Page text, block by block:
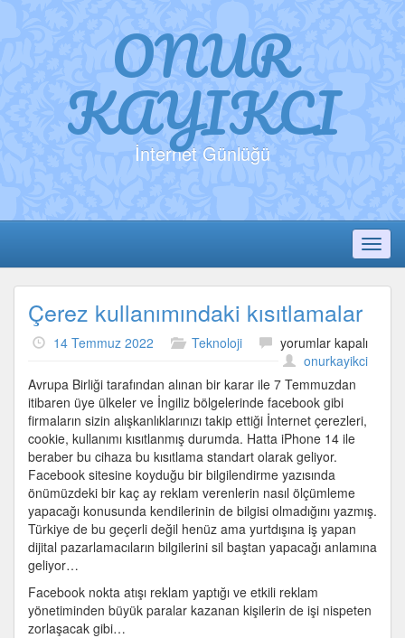
ONUR
KAYIKCI
İnternet Günlüğü
Çerez kullanımındaki kısıtlamalar
14 Temmuz 2022 Teknoloji
Çerez
kullanımındaki
kısıtlamalar
için
yorumlar kapalı
onurkayikci
Avrupa Birliği tarafından alınan bir karar ile 7 Temmuzdan
itibaren üye ülkeler ve İngiliz bölgelerinde facebook gibi
firmaların sizin alışkanlıklarınızı takip ettiği İnternet çerezleri,
cookie, kullanımı kısıtlanmış durumda. Hatta iPhone 14 ile
beraber bu cihaza bu kısıtlama standart olarak geliyor.
Facebook sitesine koyduğu bir bilgilendirme yazısında
önümüzdeki bir kaç ay reklam verenlerin nasıl ölçümleme
yapacağı konusunda kendilerinin de bilgisi olmadığını yazmış.
Türkiye de bu geçerli değil henüz ama yurtdışına iş yapan
dijital pazarlamacıların bilgilerini sil baştan yapacağı anlamına
geliyor…
Facebook nokta atışı reklam yaptığı ve etkili reklam
yönetiminden büyük paralar kazanan kişilerin de işi nispeten
zorlaşacak gibi…